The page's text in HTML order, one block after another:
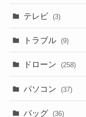
テレビ (3)
トラブル (9)
ドローン (258)
パソコン (37)
バッグ (36)